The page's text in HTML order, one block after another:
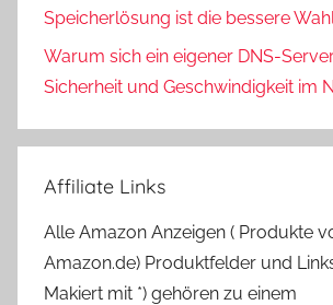
Speicherlösung ist die bessere
Warum sich ein eigener DNS-
Sicherheit und Geschwindigkeit im
Affiliate Links
Alle Amazon Anzeigen ( Produkte
Amazon.de) Produktfelder und
Makiert mit *) gehören zu einem